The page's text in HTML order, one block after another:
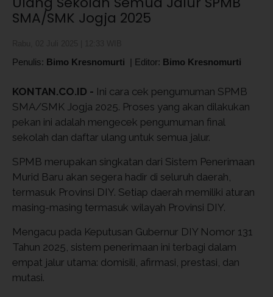
SMA/SMK Jogja 2025
Penulis: Bimo Kresnomurti | Editor: Bimo Kresnomurti
KONTAN.CO.ID - Ini cara cek pengumuman SPMB
SMA/SMK Jogja 2025. Proses yang akan dilakukan
pekan ini adalah mengecek pengumuman final
sekolah dan daftar ulang untuk semua jalur.
SPMB merupakan singkatan dari Sistem Penerimaan
Murid Baru akan segera hadir di seluruh daerah,
termasuk Provinsi DIY. Setiap daerah memiliki aturan
masing-masing termasuk wilayah Provinsi DIY.
Mengacu pada Keputusan Gubernur DIY Nomor 131
Tahun 2025, sistem penerimaan ini terbagi dalam
empat jalur utama: domisili, afirmasi, prestasi, dan
mutasi.